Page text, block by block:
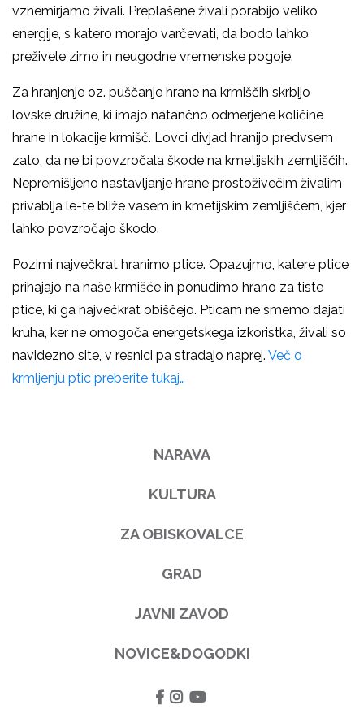
vznemirjamo živali. Preplašene živali porabijo veliko
energije, s katero morajo varčevati, da bodo lahko
preživele zimo in neugodne vremenske pogoje.
Za hranjenje oz. puščanje hrane na krmiščih skrbijo
lovske družine, ki imajo natančno odmerjene količine
hrane in lokacije krmišč. Lovci divjad hranijo predvsem
zato, da ne bi povzročala škode na kmetijskih zemljiščih.
Nepremišljeno nastavljanje hrane prostoživečim živalim
privablja le-te bliže vasem in kmetijskim zemljiščem, kjer
lahko povzročajo škodo.
Pozimi največkrat hranimo ptice. Opazujmo, katere ptice
prihajajo na naše krmišče in ponudimo hrano za tiste
ptice, ki ga največkrat obiščejo. Pticam ne smemo dajati
kruha, ker ne omogoča energetskega izkoristka, živali so
navidezno site, v resnici pa stradajo naprej. Več o
krmljenju ptic preberite tukaj…
NARAVA
KULTURA
ZA OBISKOVALCE
GRAD
JAVNI ZAVOD
NOVICE&DOGODKI